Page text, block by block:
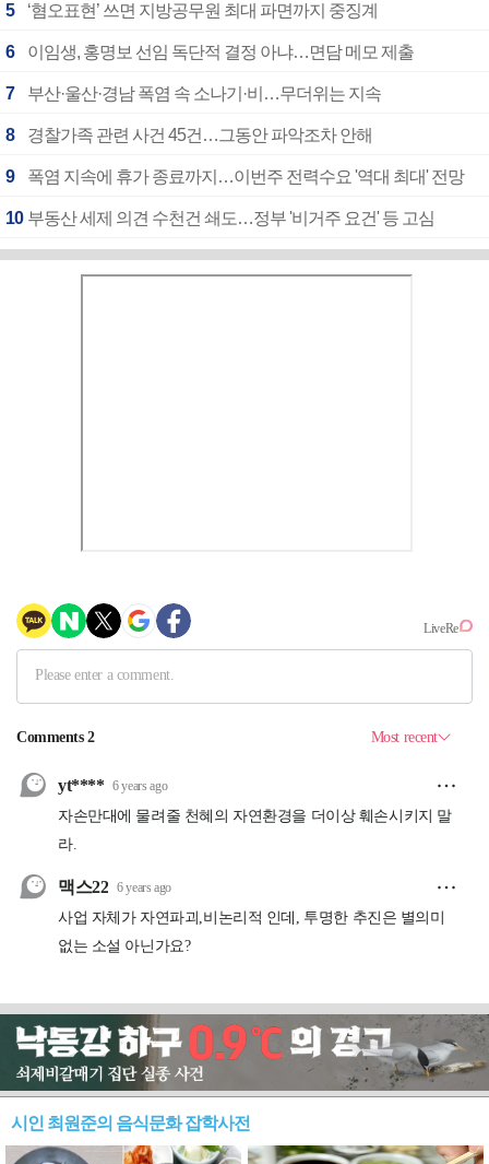
5 ‘혐오표현’ 쓰면 지방공무원 최대 파면까지 중징계
6 이임생, 홍명보 선임 독단적 결정 아냐…면담 메모 제출
7 부산·울산·경남 폭염 속 소나기·비…무더위는 지속
8 경찰가족 관련 사건 45건…그동안 파악조차 안해
9 폭염 지속에 휴가 종료까지…이번주 전력수요 '역대 최대' 전망
10 부동산 세제 의견 수천건 쇄도…정부 '비거주 요건' 등 고심
시인 최원준의 음식문화 잡학사전